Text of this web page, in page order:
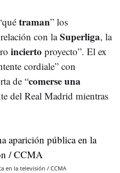
traman” los
con laSuperliga, la
incierto proyecto”. El ex
cordiale” con
de “comerse una
del Real Madrid mientras
en la televisión / CCMA